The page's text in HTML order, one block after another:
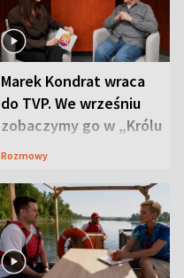
Marek Kondrat wraca
do TVP. We wrześniu
zobaczymy go w „Królu
Maciusiu I”
Rozmowy